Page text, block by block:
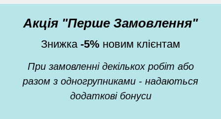
Акція "Перше Замовлення"
Знижка -5% новим клієнтам
При замовленні декількох робіт або
разом з одногрупниками - надаються
додаткові бонуси